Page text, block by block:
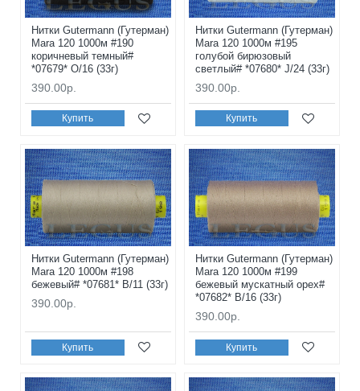
Нитки Gutermann (Гутерман)
Mara 120 1000м #190
коричневый темный#
*07679* O/16 (33г)
390.00р.
Купить
Нитки Gutermann (Гутерман)
Mara 120 1000м #195
голубой бирюзовый
светлый# *07680* J/24 (33г)
390.00р.
Купить
Нитки Gutermann (Гутерман)
Mara 120 1000м #198
бежевый# *07681* B/11 (33г)
390.00р.
Купить
Нитки Gutermann (Гутерман)
Mara 120 1000м #199
бежевый мускатный орех#
*07682* B/16 (33г)
390.00р.
Купить